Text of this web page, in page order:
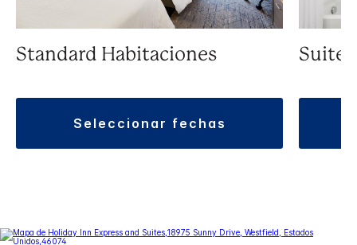
Standard Habitaciones
seleccionar fechas
Suite